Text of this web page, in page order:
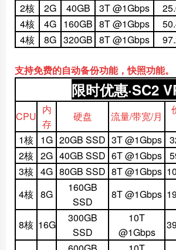
2核
2G 40GB 3T @1Gbps
4核
4G 160GB 8T @1Gbps
4核
8G 320GB 8T @1Gbps
支持免费的自动备份功能，快照功能。
限时优惠·SC2
CPU
内
存
硬盘 流量/带宽/月
1核 1G 20GB SSD 3T @1Gbps
2核 2G 40GB SSD 6T @1Gbps
3核 4G 80GB SSD 8T @1Gbps
4核 8G
160GB
SSD
8T @1Gbps
8核 16G
300GB
SSD
10T
@1Gbps